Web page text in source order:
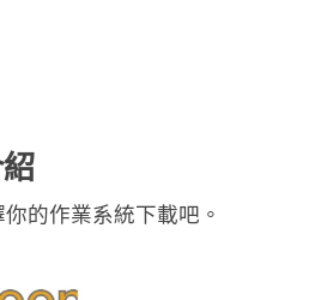
你的作業系統下載吧。